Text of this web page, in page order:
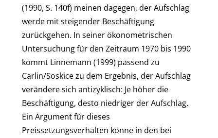
(1990, S. 140f) meinen dagegen, der Aufschlag
werde mit steigender Beschäftigung
zurückgehen. In seiner ökonometrischen
Untersuchung für den Zeitraum 1970 bis 1990
kommt Linnemann (1999) passend zu
Carlin/Soskice zu dem Ergebnis, der Aufschlag
verändere sich antizyklisch: Je höher die
Beschäftigung, desto niedriger der Aufschlag.
Ein Argument für dieses
Preissetzungsverhalten könne in den bei